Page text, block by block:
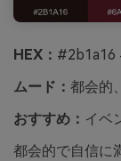
HEX： #2b1a16
ムード： 都会的
おすすめ： イベ
都会的で自信に